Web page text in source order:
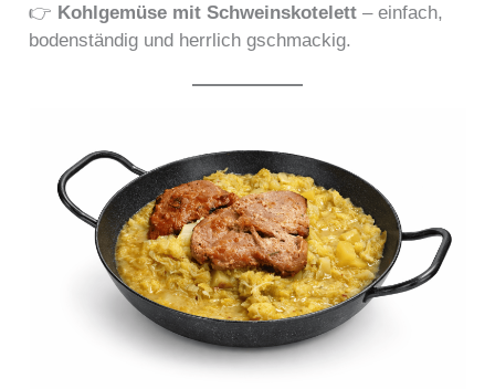
👉 Kohlgemüse mit Schweinskotelett – einfach,
bodenständig und herrlich gschmackig.